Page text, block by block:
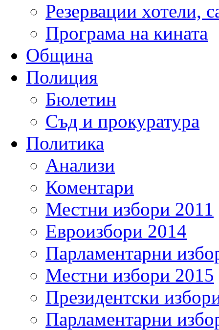
Резервации хотели,
Програма на кината
Община
Полиция
Бюлетин
Съд и прокуратура
Политика
Анализи
Коментари
Местни избори 2011
Евроизбори 2014
Парламентарни
Местни избори 2015
Президентски
Парламентарни